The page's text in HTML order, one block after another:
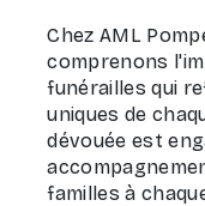
Chez AML
comprenons
funérailles qui
uniques de
dévouée est
familles à